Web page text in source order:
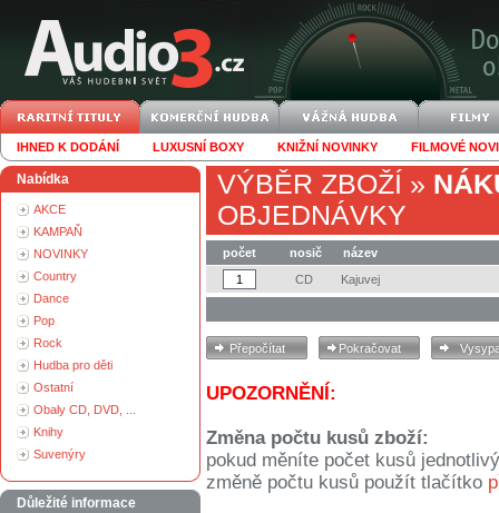
IHNED K DODÁNÍ LUXUSNÍ BOXY KNIŽNÍ NOVINKY FILMOVÉ
Nabídka
AKCE
KAMPAŇ
NOVINKY
Country
Dance
Pop
Rock
Hudba pro děti
Ostatní
Obaly CD, DVD, ...
Knihy
Suvenýry
Důležité informace
VÝBĚR ZBOŽÍ »
OBJEDNÁVKY
počet nosič
název
CD
Kajuvej
UPOZORNĚNÍ:
Změna počtu kusů zboží:
pokud měníte počet kusů
změně počtu kusů použít tlačítko